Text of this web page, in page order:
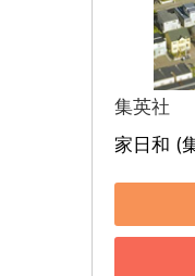
集英社
家日和 (